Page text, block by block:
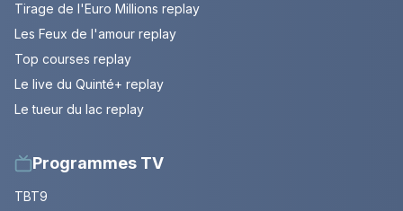
Tirage de l'Euro Millions replay
Les Feux de l'amour replay
Top courses replay
Le live du Quinté+ replay
Le tueur du lac replay
Programmes TV
TBT9